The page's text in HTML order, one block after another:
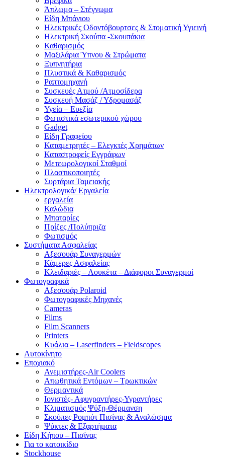
Άπλωμα – Στέγνωμα
Είδη Μπάνιου
Ηλεκτρικές Οδοντόβουρτσες & Στοματική Υγιεινή
Ηλεκτρική Σκούπα -Σκουπάκια
Καθαρισμός
Μαξιλάρια Ύπνου & Στρώματα
Ξυπνητήρια
Πλυστικά & Καθαρισμός
Ραπτομηχανή
Συσκευές Ατμού /Ατμοσίδερα
Συσκευή Μασάζ / Υδρομασάζ
Υγεία – Ευεξία
Φωτιστικά εσωτερικού χώρου
Gadget
Είδη Γραφείου
Καταμετρητές – Ελεγκτές Χρημάτων
Καταστροφείς Εγγράφων
Μετεωρολογικοί Σταθμοί
Πλαστικοποιητές
Συρτάρια Ταμειακής
Ηλεκτρολογικά/ Εργαλεία
εργαλεία
Καλώδια
Μπαταρίες
Πρίζες /Πολύπριζα
Φωτισμός
Συστήματα Ασφαλείας
Αξεσουάρ Συναγερμών
Κάμερες Ασφαλείας
Κλειδαριές – Λουκέτα – Διάφοροι Συναγερμοί
Φωτογραφικά
Αξεσουάρ Polaroid
Φωτογραφικές Μηχανές
Cameras
Films
Film Scanners
Printers
Κυάλια – Laserfinders – Fieldscopes
Αυτοκίνητο
Εποχιακό
Ανεμιστήρες-Air Coolers
Απωθητικά Εντόμων – Τρωκτικών
Θερμαντικά
Ιονιστές- Αφυγραντήρες-Υγραντήρες
Κλιματισμός Ψύξη-Θέρμανση
Σκούπες Ρομπότ Πισίνας & Αναλώσιμα
Ψύκτες & Εξαρτήματα
Είδη Κήπου – Πισίνας
Για το κατοικίδιο
Stockhouse